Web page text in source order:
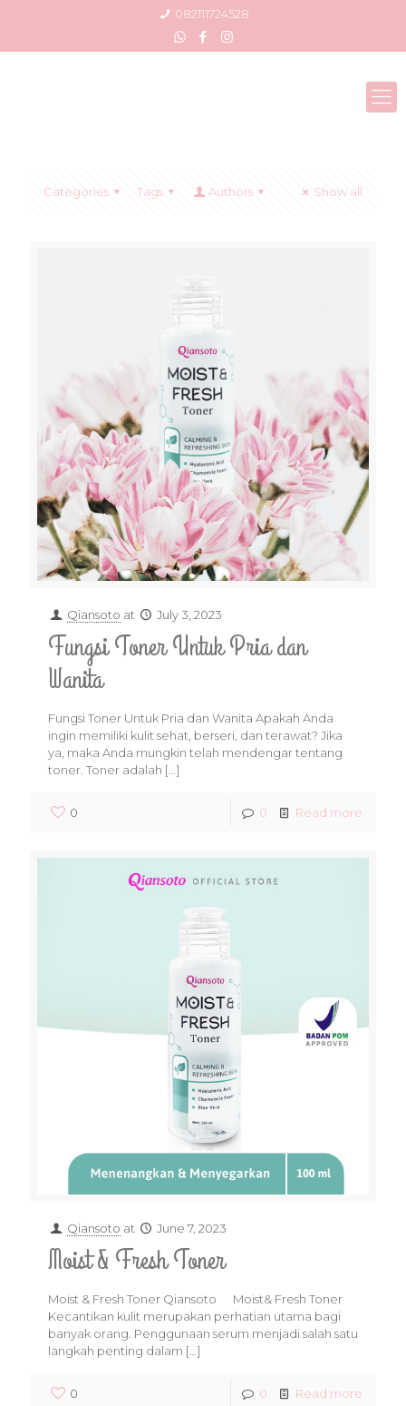
082111724528
Categories Tags Authors Show all
Qiansoto at July 3, 2023
Fungsi Toner Untuk Pria dan
Wanita
Fungsi Toner Untuk Pria dan Wanita Apakah Anda
ingin memiliki kulit sehat, berseri, dan terawat? Jika
ya, maka Anda mungkin telah mendengar tentang
toner. Toner adalah […]
0 0 Read more
Qiansoto at June 7, 2023
Moist & Fresh Toner
Moist & Fresh Toner Qiansoto Moist& Fresh Toner
Kecantikan kulit merupakan perhatian utama bagi
banyak orang. Penggunaan serum menjadi salah satu
langkah penting dalam […]
0 0 Read more